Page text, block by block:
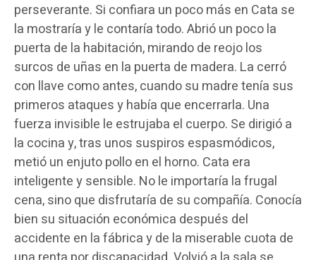
perseverante. Si confiara un poco más en Cata se
la mostraría y le contaría todo. Abrió un poco la
puerta de la habitación, mirando de reojo los
surcos de uñas en la puerta de madera. La cerró
con llave como antes, cuando su madre tenía sus
primeros ataques y había que encerrarla. Una
fuerza invisible le estrujaba el cuerpo. Se dirigió a
la cocina y, tras unos suspiros espasmódicos,
metió un enjuto pollo en el horno. Cata era
inteligente y sensible. No le importaría la frugal
cena, sino que disfrutaría de su compañía. Conocía
bien su situación económica después del
accidente en la fábrica y de la miserable cuota de